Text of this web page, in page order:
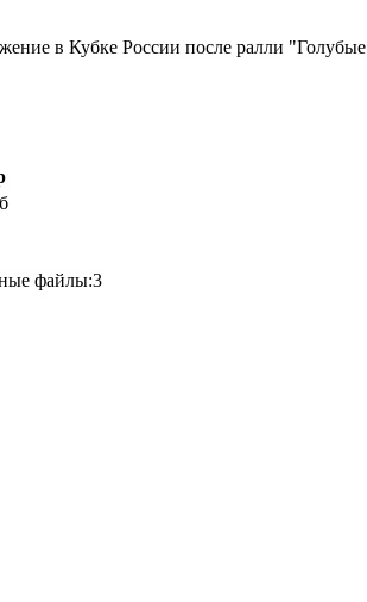
в Кубке России после ралли "Голубые
файлы:3